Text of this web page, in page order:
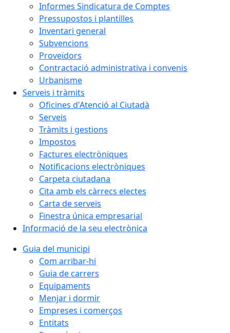
Informes Sindicatura de Comptes
Pressupostos i plantilles
Inventari general
Subvencions
Proveïdors
Contractació administrativa i convenis
Urbanisme
Serveis i tràmits
Oficines d'Atenció al Ciutadà
Serveis
Tràmits i gestions
Impostos
Factures electròniques
Notificacions electròniques
Carpeta ciutadana
Cita amb els càrrecs electes
Carta de serveis
Finestra única empresarial
Informació de la seu electrònica
Guia del municipi
Com arribar-hi
Guia de carrers
Equipaments
Menjar i dormir
Empreses i comerços
Entitats